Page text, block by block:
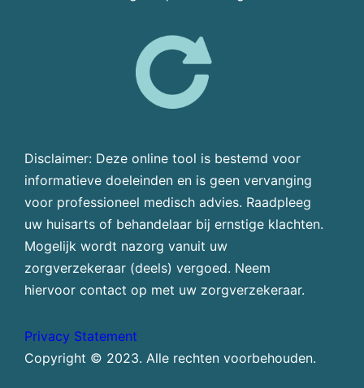
Disclaimer: Deze online tool is bestemd voor
informatieve doeleinden en is geen vervanging
voor professioneel medisch advies. Raadpleeg
uw huisarts of behandelaar bij ernstige klachten.
Mogelijk wordt nazorg vanuit uw
zorgverzekeraar (deels) vergoed. Neem
hiervoor contact op met uw zorgverzekeraar.
Privacy Statement
Copyright © 2023. Alle rechten voorbehouden.